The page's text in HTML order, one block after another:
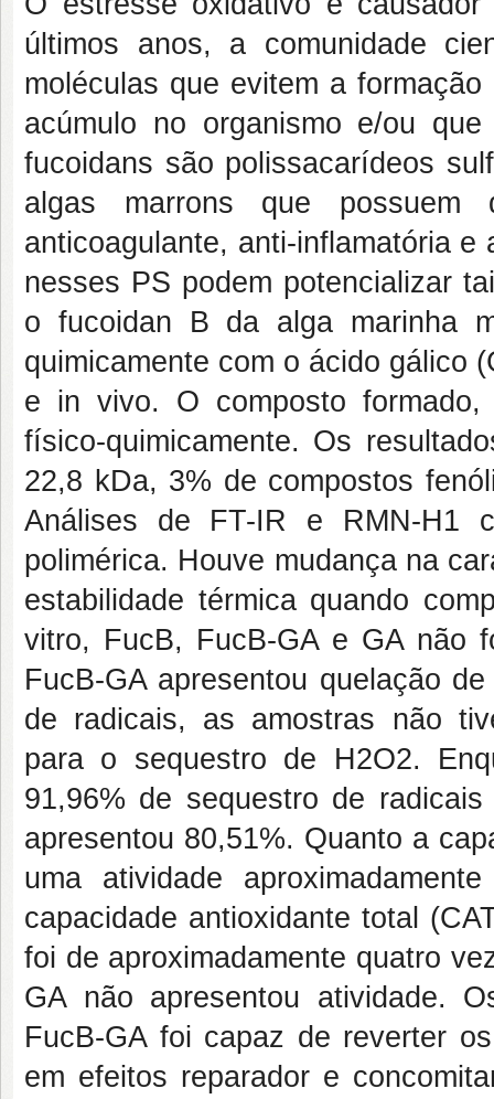
últimos anos, a comunidade
moléculas que evitem a
acúmulo no organismo e/ou
fucoidans são polissacarídeos
algas marrons que possuem
anticoagulante, anti-inflamatória
nesses PS podem potencializar
o fucoidan B da alga marinha
quimicamente com o ácido gálico
e in vivo. O composto formado,
físico-quimicamente. Os
22,8 kDa, 3% de compostos
Análises de FT-IR e RMN-H1
polimérica. Houve mudança na
estabilidade térmica quando
vitro, FucB, FucB-GA e GA não
FucB-GA apresentou quelação
de radicais, as amostras não
para o sequestro de H2O2.
91,96% de sequestro de
apresentou 80,51%. Quanto a
uma atividade
capacidade antioxidante total
foi de aproximadamente quatro
GA não apresentou atividade.
FucB-GA foi capaz de reverter
em efeitos reparador e